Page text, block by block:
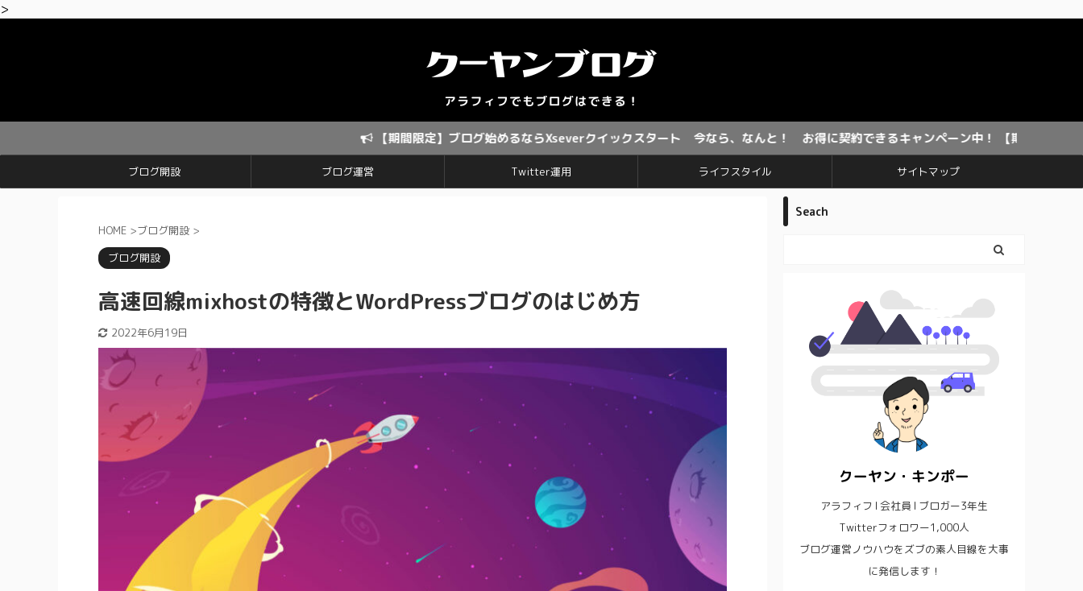
>
【期間限定】ブログ始めるならXseverクイックスタート 今なら、なんと！ お得に契約できるキャンペーン中！ 【期間限定】
ブログ開設 ブログ運営 Twitter運用 ライフスタイル サイトマップ
HOME >ブログ開設 >
ブログ開設
高速回線mixhostの特徴とWordPressブログのはじめ方
2022年6月19日
Seach
クーヤン・キンポー
アラフィフ l 会社員 l ブロガー3年生
Twitterフォロワー1,000人
ブログ運営ノウハウをズブの素人目線を大事
に発信します！